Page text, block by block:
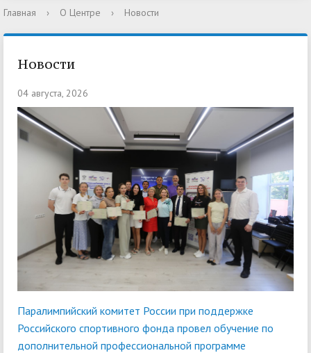
Главная › О Центре › Новости
Новости
04 августа, 2026
Паралимпийский комитет России при поддержке
Российского спортивного фонда провел обучение по
дополнительной профессиональной программе